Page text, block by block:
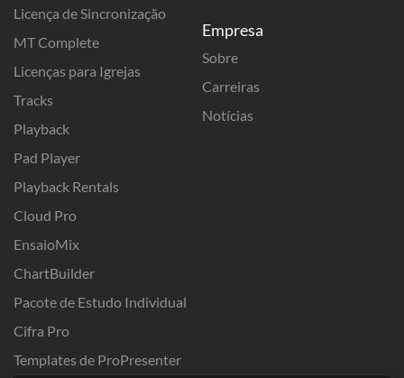
Licença de Sincronização
MT Complete
Licenças para Igrejas
Tracks
Playback
Pad Player
Playback Rentals
Cloud Pro
EnsaioMix
ChartBuilder
Pacote de Estudo Individual
Cifra Pro
Templates de ProPresenter
Empresa
Sobre
Carreiras
Notícias